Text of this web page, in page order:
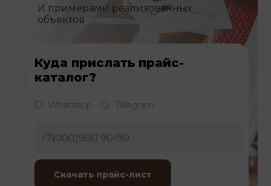
И примерами реализованных
объектов
Куда прислать прайс-
каталог?
Whatsapp Telegram